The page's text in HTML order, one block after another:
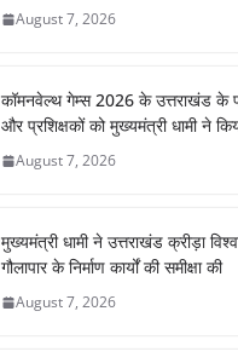
August 7, 2026
कॉमनवेल्थ गेम्स 2026 के उत्तराखंड के
और प्रशिक्षकों को मुख्यमंत्री धामी ने
August 7, 2026
मुख्यमंत्री धामी ने उत्तराखंड क्रीड़ा
गौलापार के निर्माण कार्यों की समीक्षा की
August 7, 2026